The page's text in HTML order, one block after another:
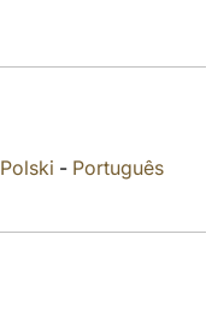
Polski - Português